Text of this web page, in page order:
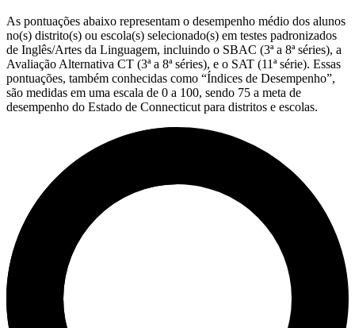
As pontuações abaixo representam o desempenho médio dos alunos
no(s) distrito(s) ou escola(s) selecionado(s) em testes padronizados
de Inglês/Artes da Linguagem, incluindo o SBAC (3ª a 8ª séries), a
Avaliação Alternativa CT (3ª a 8ª séries), e o SAT (11ª série). Essas
pontuações, também conhecidas como “Índices de Desempenho”,
são medidas em uma escala de 0 a 100, sendo 75 a meta de
desempenho do Estado de Connecticut para distritos e escolas.